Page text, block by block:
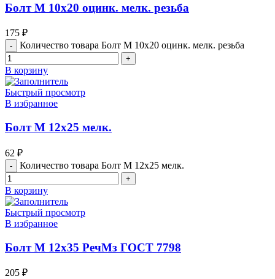
Болт М 10х20 оцинк. мелк. резьба
175 ₽
Количество товара Болт М 10х20 оцинк. мелк. резьба
В корзину
Быстрый просмотр
В избранное
Болт М 12х25 мелк.
62 ₽
Количество товара Болт М 12х25 мелк.
В корзину
Быстрый просмотр
В избранное
Болт М 12х35 РечМз ГОСТ 7798
205 ₽